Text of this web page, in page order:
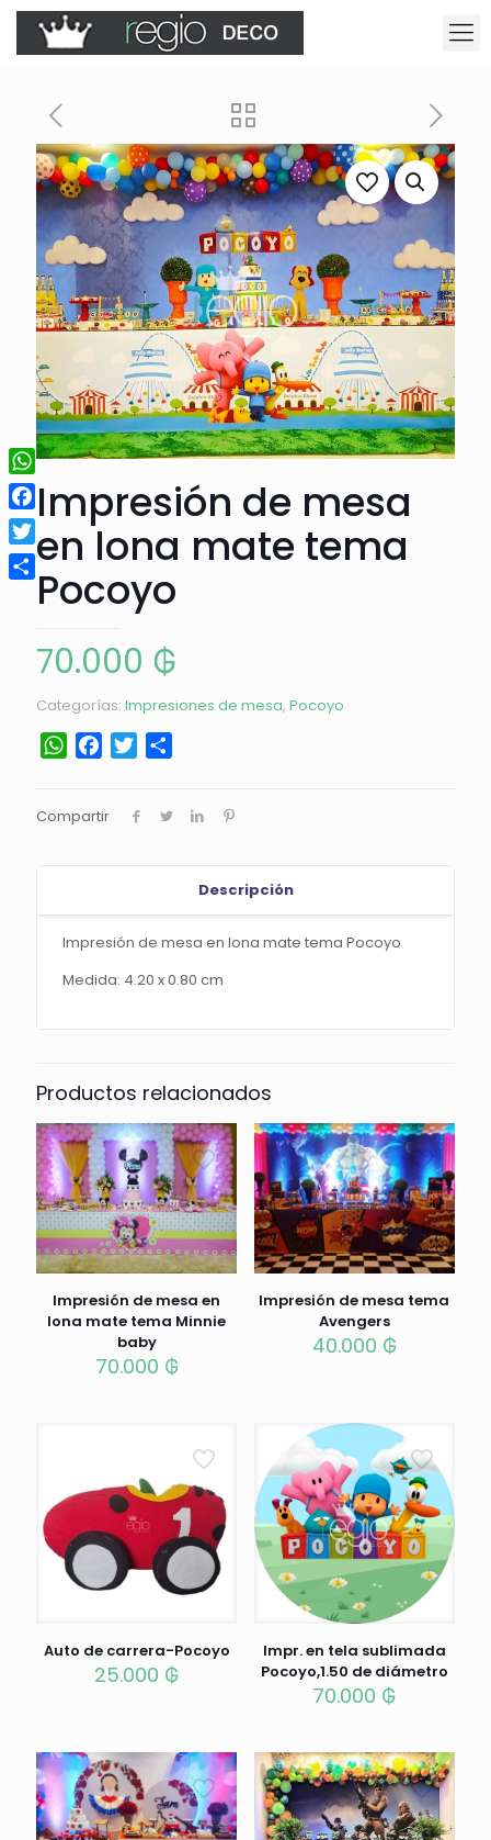
Impresión de mesa
en lona mate tema
Pocoyo
70.000 ₲
Categorías: Impresiones de mesa, Pocoyo
WhatsApp
Facebook
Twitter
Compartir
Descripción
Impresión de mesa en lona mate tema Pocoyo
Medida: 4.20 x 0.80 cm
Productos relacionados
Impresión de mesa en
lona mate tema Minnie
baby
70.000 ₲
Impresión de mesa tema
Avengers
40.000 ₲
Auto de carrera-Pocoyo
25.000 ₲
Impr. en tela sublimada
Pocoyo,1.50 de diámetro
70.000 ₲
WhatsApp
Facebook
Twitter
Compartir